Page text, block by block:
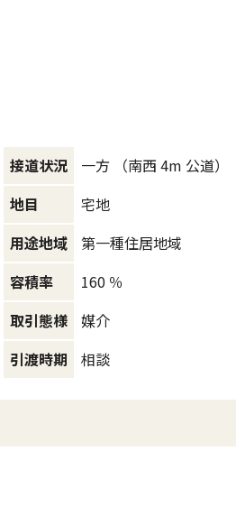
接道状況
一方 （南西 4m 公道）
地目
宅地
用途地域
第一種住居地域
容積率
160 ％
取引態様
媒介
引渡時期 相談